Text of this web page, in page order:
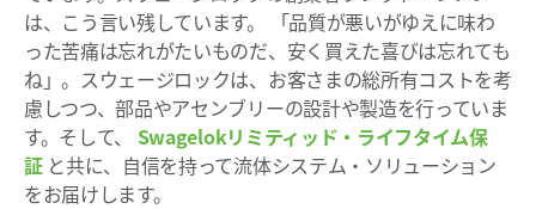
は、こう言い残しています。 「品質が悪いがゆえに味わ
った苦痛は忘れがたいものだ、安く買えた喜びは忘れても
ね」。スウェージロックは、お客さまの総所有コストを考
慮しつつ、部品やアセンブリーの設計や製造を行っていま
す。そして、 Swagelokリミティッド・ライフタイム保
証と共に、自信を持って流体システム・ソリューション
をお届けします。